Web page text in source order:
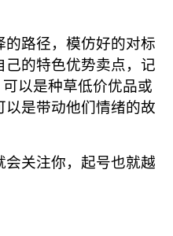
路径，模仿好的对标
的特色优势卖点，记
以是种草低价优品或
是带动他们情绪的故
会关注你，起号也就越